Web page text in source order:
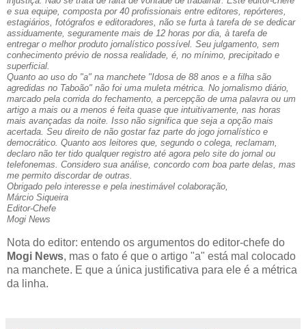
e sua equipe, composta por 40 profissionais entre editores, repórteres,
estagiários, fotógrafos e editoradores, não se furta à tarefa de se dedicar
assiduamente, seguramente mais de 12 horas por dia, à tarefa de
entregar o melhor produto jornalístico possível. Seu julgamento, sem
conhecimento prévio de nossa realidade, é, no mínimo, precipitado e
superficial.
Quanto ao uso do "a" na manchete "Idosa de 88 anos e a filha são
agredidas no Taboão" não foi uma muleta métrica. No jornalismo diário,
marcado pela corrida do fechamento, a percepção de uma palavra ou um
artigo a mais ou a menos é feita quase que intuitivamente, nas horas
mais avançadas da noite. Isso não significa que seja a opção mais
acertada. Seu direito de não gostar faz parte do jogo jornalístico e
democrático. Quanto aos leitores que, segundo o colega, reclamam,
declaro não ter tido qualquer registro até agora pelo site do jornal ou
telefonemas. Considero sua análise, concordo com boa parte delas, mas
me permito discordar de outras.
Obrigado pelo interesse e pela inestimável colaboração,
Márcio Siqueira
Editor-Chefe
Mogi News
Nota do editor: entendo os argumentos do editor-chefe do
Mogi News, mas o fato é que o artigo "a" está mal colocado
na manchete. E que a única justificativa para ele é a métrica
da linha.